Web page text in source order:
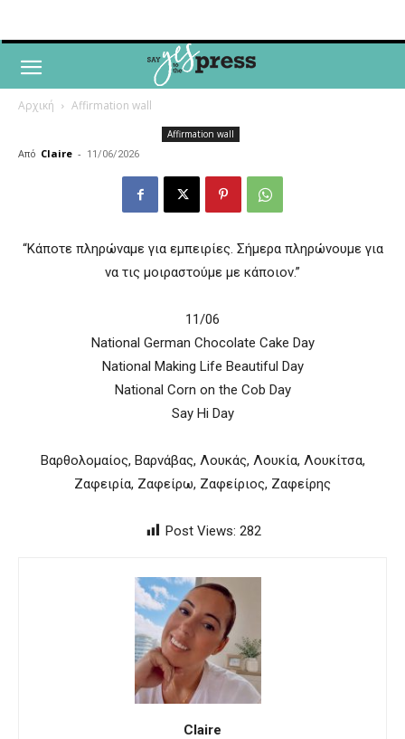
Αρχική Affirmation wall
Affirmation wall
Από Claire - 11/06/2026
“Κάποτε πληρώναμε για εμπειρίες. Σήμερα πληρώνουμε για
να τις μοιραστούμε με κάποιον.”
11/06
National German Chocolate Cake Day
National Making Life Beautiful Day
National Corn on the Cob Day
Say Hi Day
Βαρθολομαίος, Βαρνάβας, Λουκάς, Λουκία, Λουκίτσα,
Ζαφειρία, Ζαφείρω, Ζαφείριος, Ζαφείρης
Post Views: 282
Claire